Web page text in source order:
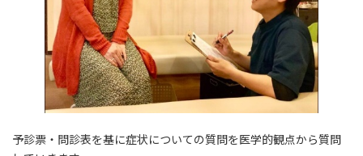
予診票・問診表を基に症状についての質問を医学的観点から質問